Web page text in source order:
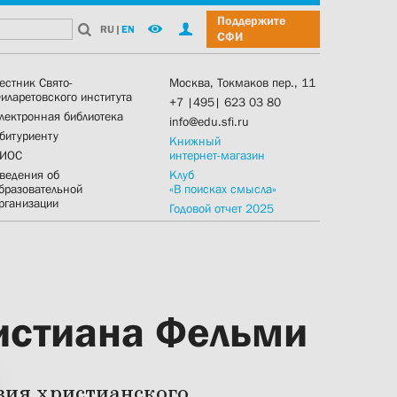
RU | EN
Поддержите
СФИ
Свято-
института
библиотека
об
Москва, Токмаков пер., 11
+7 |495| 623 03 80
info@edu.sfi.ru
Книжный
интернет-магазин
Клуб
«В поисках смысла»
Годовой отчет 2025
Фельми